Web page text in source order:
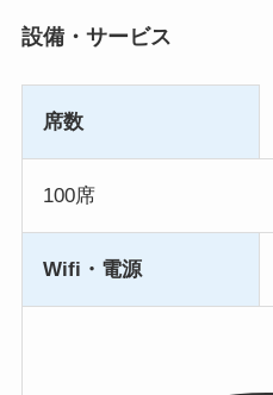
設備・サービス
席数
100席
Wifi・電源